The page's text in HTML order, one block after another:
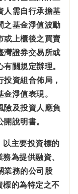
人需自行承擔基
之基金淨值波動
或上櫃後之買賣
灣證券交易所或
關規定辦理。
資組合佈局，
淨值表現。
險及投資人應負
說明書。
主要投資標的
為提供融資、
業務的公司股
標的為特定之不